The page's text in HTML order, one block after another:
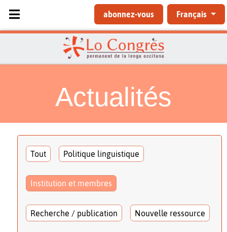
Sélectionnez votre langue
abonnez-vous Français
Actualités
Tout Politique linguistique
Institution et membres
Recherche / publication Nouvelle ressource